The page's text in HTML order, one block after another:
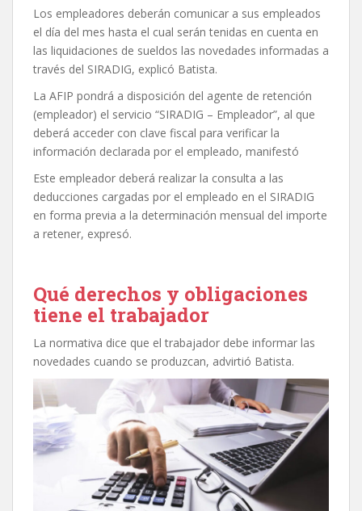
Los empleadores deberán comunicar a sus empleados
el día del mes hasta el cual serán tenidas en cuenta en
las liquidaciones de sueldos las novedades informadas a
través del SIRADIG, explicó Batista.
La AFIP pondrá a disposición del agente de retención
(empleador) el servicio “SIRADIG – Empleador”, al que
deberá acceder con clave fiscal para verificar la
información declarada por el empleado, manifestó
Este empleador deberá realizar la consulta a las
deducciones cargadas por el empleado en el SIRADIG
en forma previa a la determinación mensual del importe
a retener, expresó.
Qué derechos y obligaciones
tiene el trabajador
La normativa dice que el trabajador debe informar las
novedades cuando se produzcan, advirtió Batista.